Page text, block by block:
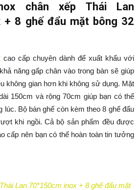
chân xếp Thái Lan
+ 8 ghế đẩu mặt bông 32
cao cấp chuyên dành để xuất khẩu với
năng gấp chân vào trong bàn sẽ giúp
không gian hơn khi không sử dụng. Mặt
150cm và rộng 70cm giúp bạn có thể
lúc. Bộ bàn ghế còn kèm theo 8 ghế đẩu
khi ngồi. Cả bộ sản phẩm đều được
cấp nên bạn có thể hoàn toàn tin tưởng
Lan 70*150cm inox + 8 ghế đẩu mặt